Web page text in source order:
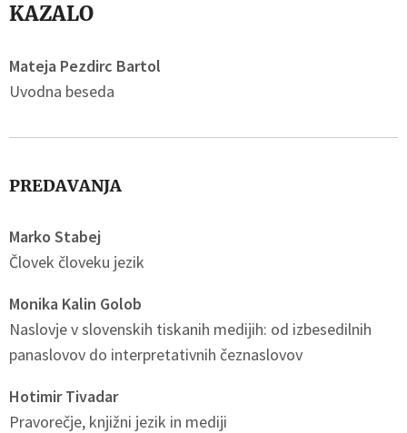
KAZALO
Mateja Pezdirc Bartol
Uvodna beseda
PREDAVANJA
Marko Stabej
Človek človeku jezik
Monika Kalin Golob
Naslovje v slovenskih tiskanih medijih: od izbesedilnih
panaslovov do interpretativnih čeznaslovov
Hotimir Tivadar
Pravorečje, knjižni jezik in mediji